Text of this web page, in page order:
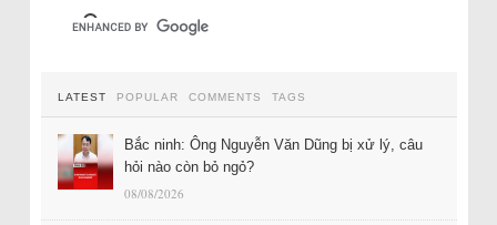
LATEST POPULAR COMMENTS TAGS
Bắc ninh: Ông Nguyễn Văn Dũng bị xử lý, câu
hỏi nào còn bỏ ngỏ?
08/08/2026